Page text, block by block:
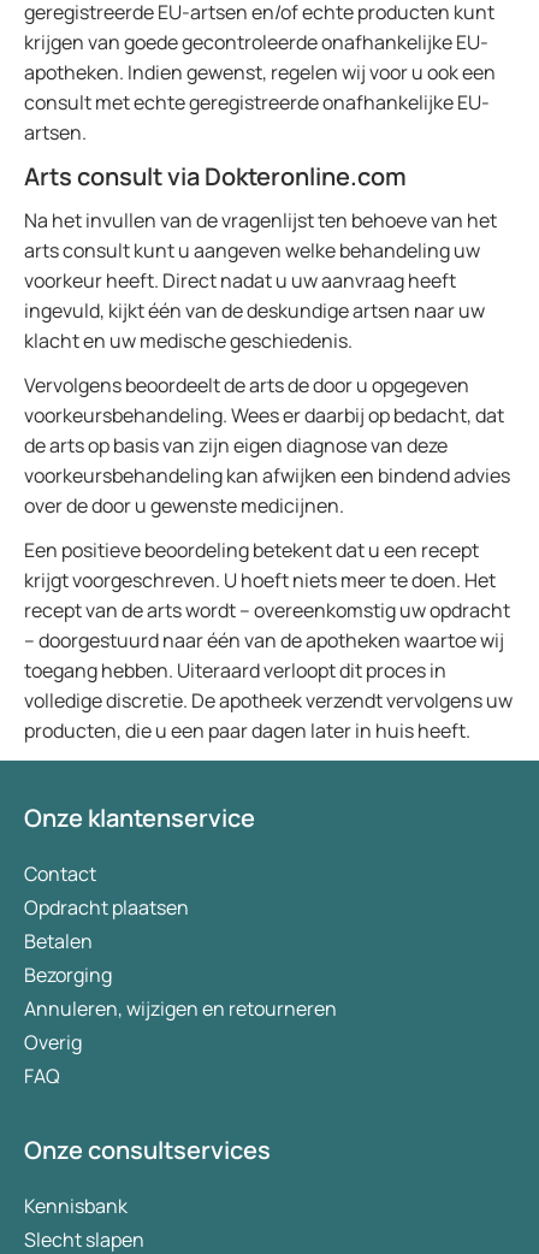
geregistreerde EU-artsen en/of echte producten kunt
krijgen van goede gecontroleerde onafhankelijke EU-
apotheken. Indien gewenst, regelen wij voor u ook een
consult met echte geregistreerde onafhankelijke EU-
artsen.
Arts consult via Dokteronline.com
Na het invullen van de vragenlijst ten behoeve van het
arts consult kunt u aangeven welke behandeling uw
voorkeur heeft. Direct nadat u uw aanvraag heeft
ingevuld, kijkt één van de deskundige artsen naar uw
klacht en uw medische geschiedenis.
Vervolgens beoordeelt de arts de door u opgegeven
voorkeursbehandeling. Wees er daarbij op bedacht, dat
de arts op basis van zijn eigen diagnose van deze
voorkeursbehandeling kan afwijken een bindend advies
over de door u gewenste medicijnen.
Een positieve beoordeling betekent dat u een recept
krijgt voorgeschreven. U hoeft niets meer te doen. Het
recept van de arts wordt – overeenkomstig uw opdracht
– doorgestuurd naar één van de apotheken waartoe wij
toegang hebben. Uiteraard verloopt dit proces in
volledige discretie. De apotheek verzendt vervolgens uw
producten, die u een paar dagen later in huis heeft.
Onze klantenservice
Contact
Opdracht plaatsen
Betalen
Bezorging
Annuleren, wijzigen en retourneren
Overig
FAQ
Onze consultservices
Kennisbank
Slecht slapen